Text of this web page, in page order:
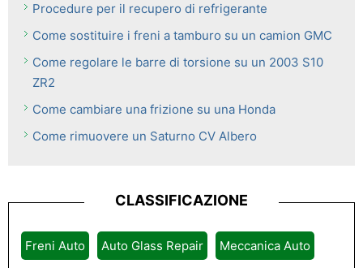
Procedure per il recupero di refrigerante
Come sostituire i freni a tamburo su un camion GMC
Come regolare le barre di torsione su un 2003 S10
ZR2
Come cambiare una frizione su una Honda
Come rimuovere un Saturno CV Albero
CLASSIFICAZIONE
Freni Auto Auto Glass Repair Meccanica Auto